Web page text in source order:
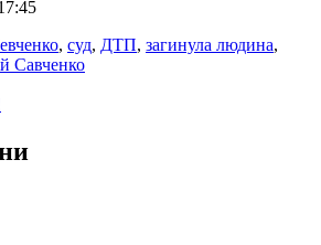
, суд, ДТП, загинула людина,
Савченко